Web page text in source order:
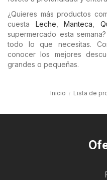
¿Quieres más productos
cuesta Leche ,Manteca
supermercado esta
todo lo que necesitas.
conocer los mejores
grandes o pequeñas.
Inicio Lista de